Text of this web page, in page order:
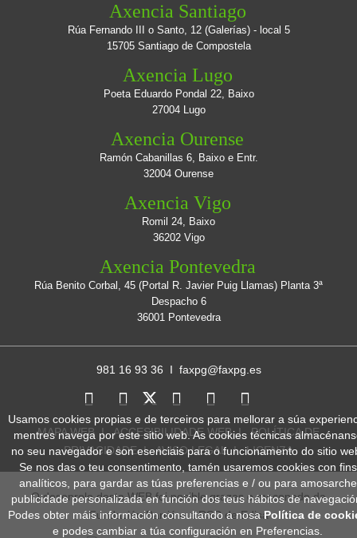
Axencia Santiago
Rúa Fernando III o Santo, 12 (Galerías) - local 5
15705 Santiago de Compostela
Axencia Lugo
Poeta Eduardo Pondal 22, Baixo
27004 Lugo
Axencia Ourense
Ramón Cabanillas 6, Baixo e Entr.
32004 Ourense
Axencia Vigo
Romil 24, Baixo
36202 Vigo
Axencia Pontevedra
Rúa Benito Corbal, 45 (Portal R. Javier Puig Llamas) Planta 3ª
Despacho 6
36001 Pontevedra
981 16 93 36 I faxpg@faxpg.es
MAPA WEB IACCESIBILIDADE WEBIPOLÍTICA DE
PRIVACIDADEIAVISO LEGALILICENZA
O desenrolo desta WEB foi posible grazas o mecenado da
Fundación Barrié e a RSC de Edisa
Usamos cookies propias e de terceiros para mellorar a súa
mentres navega por este sitio web. As cookies técnicas
no seu navegador e son esenciais para o funcionamento do sitio
Se nos das o teu consentimento, tamén usaremos cookies con fins
analíticos, para gardar as túas preferencias e / ou para amosarche
publicidade personalizada en función dos teus hábitos de
Podes obter máis información consultando a nosaPolítica de
e podes cambiar a túa configuración en Preferencias.